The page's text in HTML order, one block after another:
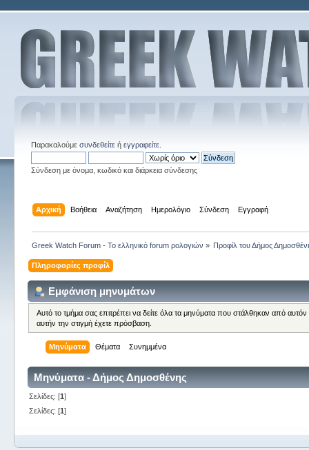
Παρακαλούμε συνδεθείτεή εγγραφείτε.
Σύνδεση με όνομα, κωδικό και διάρκεια σύνδεσης
Αρχική Βοήθεια Αναζήτηση Ημερολόγιο Σύνδεση Εγγραφή
Greek Watch Forum - Το ελληνικό forum ρολογιών » Προφίλ του Δήμος
Πληροφορίες προφίλ
Εμφάνιση μηνυμάτων
Αυτό το τμήμα σας επιτρέπει να δείτε όλα τα μηνύματα που στάλθηκαν από
αυτήν την στιγμή έχετε πρόσβαση.
Μηνύματα Θέματα Συνημμένα
Μηνύματα - Δήμος Δημοσθένης
Σελίδες: [1]
Σελίδες: [1]